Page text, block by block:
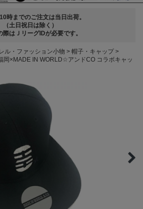
時までのご注文は当日出荷。
（土日祝日は除く）
際はＪリーグIDが必要です。
ル・ファッション小物
帽子・キャップ
岡×MADE IN WORLD☆アンドCO コラボキャッ